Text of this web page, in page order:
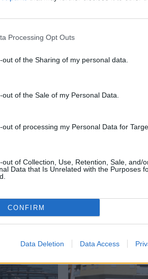
Processing Opt Outs
out of the Sharing of my personal data.
of the Sale of my Personal Data.
out of processing my Personal Data for
out of Collection, Use, Retention, Sale, and/
Data that Is Unrelated with the Purposes
CONFIRM
Data Deletion Data Access